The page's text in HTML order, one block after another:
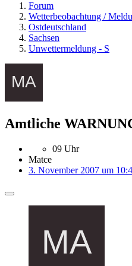
Forum
Wetterbeobachtung /
Ostdeutschland
Sachsen
Unwettermeldung - S
Amtliche
09 Uhr
Matce
3. November 2007 um